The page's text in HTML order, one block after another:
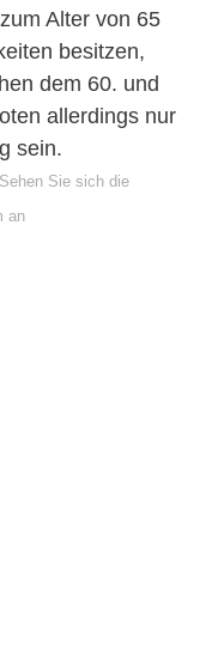
Alter von 65
besitzen,
dem 60. und
allerdings nur
sein.
Sehen Sie sich die
an